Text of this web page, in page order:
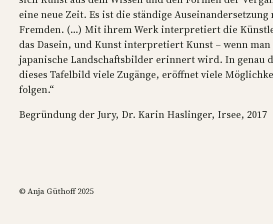
eine neue Zeit. Es ist die ständige
Fremden. (…) Mit ihrem Werk interpretiert die
das Dasein, und Kunst interpretiert Kunst – wenn
japanische Landschaftsbilder erinnert wird. In genau
dieses Tafelbild viele Zugänge, eröffnet viele
folgen.“
Begründung der Jury, Dr. Karin Haslinger, Irsee, 2017
© Anja Güthoff 2025